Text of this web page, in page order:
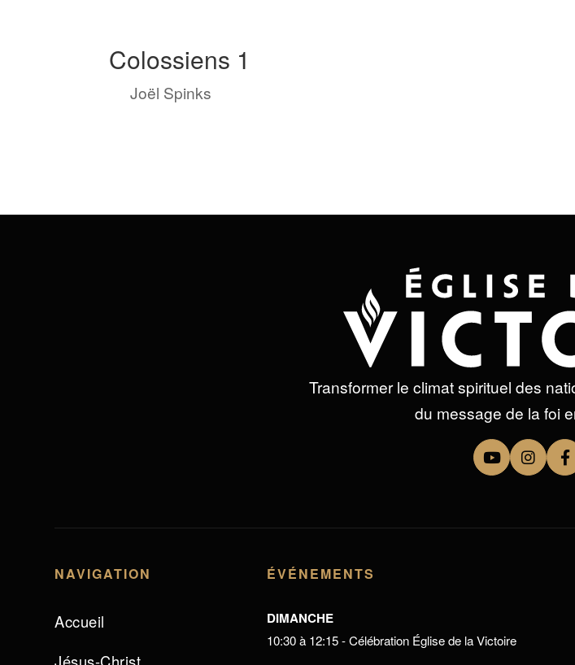
Colossiens 1
byJoël Spinks
Transformer le climat spirituel des
du message de la foi
NAVIGATION
Accueil
ÉVÉNEMENTS
DIMANCHE
10:30 à 12:15 - Célébration Église de la Victoire